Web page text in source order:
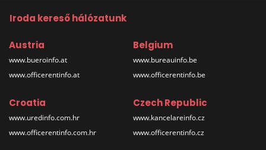
Iroda kereső hálózatunk
Austria
www.bueroinfo.at
www.officerentinfo.at
Belgium
www.bureauinfo.be
www.officerentinfo.be
Croatia
www.uredinfo.com.hr
www.officerentinfo.com.hr
Czech Republic
www.kancelareinfo.cz
www.officerentinfo.cz